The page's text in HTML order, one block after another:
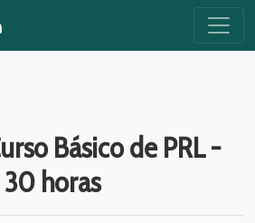
Básico de PRL -
30 horas